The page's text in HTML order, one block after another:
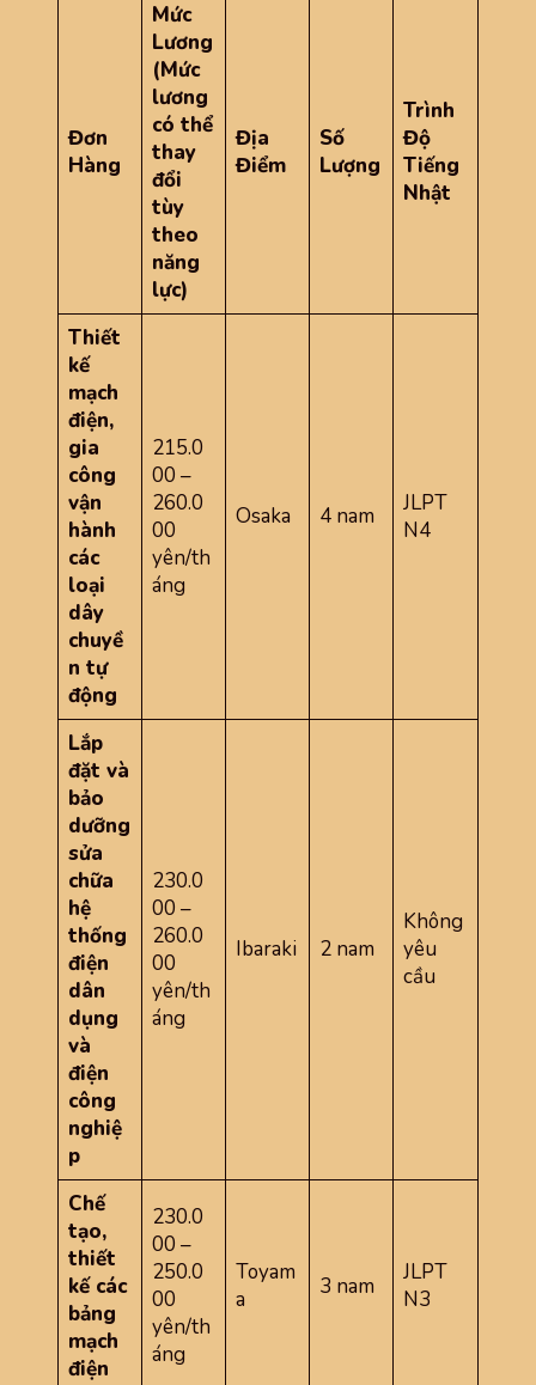
Đơn
Hàng
Mức
Lương
(Mức
lương
có thể
thay
đổi
tùy
theo
năng
lực)
Địa
Điểm
Số
Lượng
Trình
Độ
Tiếng
Nhật
Thiết
kế
mạch
điện,
gia
công
vận
hành
các
loại
dây
chuyề
n tự
động
215.0
00 –
260.0
00
yên/th
áng
Osaka 4 nam
JLPT
N4
Lắp
đặt và
bảo
dưỡng
sửa
chữa
hệ
thống
điện
dân
dụng
và
điện
công
nghiệ
p
230.0
00 –
260.0
00
yên/th
áng
Ibaraki 2 nam
Không
yêu
cầu
Chế
tạo,
thiết
kế các
bảng
mạch
điện
230.0
00 –
250.0
00
yên/th
áng
Toyam
a
3 nam
JLPT
N3